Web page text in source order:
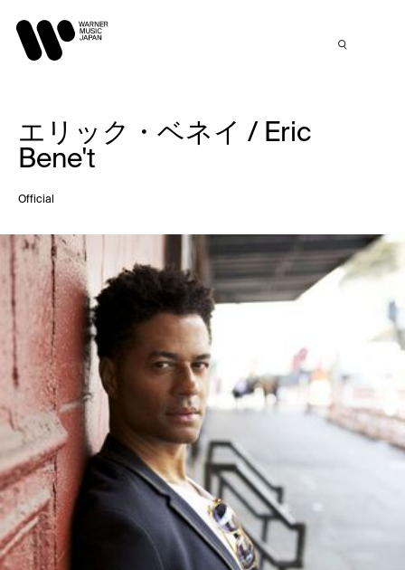
エリック・ベネイ / Eric
Bene't
Official